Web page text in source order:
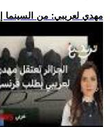
.. مهدي لعريبي: من